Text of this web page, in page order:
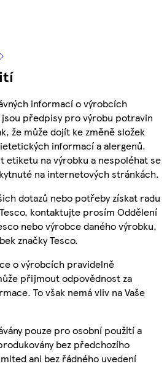
informací o výrobcích
předpisy pro výrobu potravin
že může dojít ke změně složek
informací a alergenů.
etiketu na výrobku a nespoléhat se
na internetových stránkách.
dotazů nebo potřeby získat radu
kontaktujte prosím Oddělení
nebo výrobce daného výrobku,
značky Tesco.
o výrobcích pravidelně
přijmout odpovědnost za
To však nemá vliv na Vaše
pouze pro osobní použití a
bez předchozího
ani bez řádného uvedení